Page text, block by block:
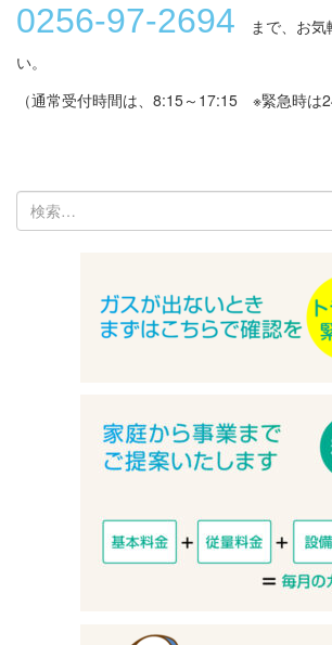
0256‐97‐2694 まで、お気
い。
（通常受付時間は、8:15～17:15 ※緊急時は
検
索: